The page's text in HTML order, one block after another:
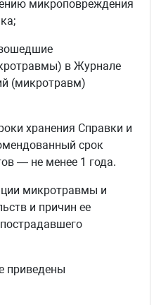
микроповреждения
в Журнале
(микротравм)
хранения Справки и
срок
— не менее 1 года.
микротравмы и
и причин ее
приведены